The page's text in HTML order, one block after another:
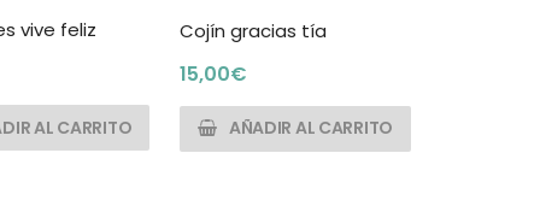
vive feliz
AL CARRITO
Cojín gracias tía
15,00€
AÑADIR AL CARRITO